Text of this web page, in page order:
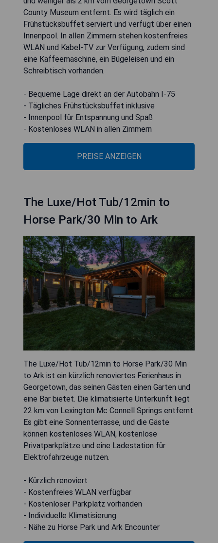
County Museum entfernt. Es wird täglich ein
Frühstücksbuffet serviert und verfügt über einen
Innenpool. In allen Zimmern stehen kostenfreies
WLAN und Kabel-TV zur Verfügung, zudem sind
eine Kaffeemaschine, ein Bügeleisen und ein
Schreibtisch vorhanden.
- Bequeme Lage direkt an der Autobahn I-75
- Tägliches Frühstücksbuffet inklusive
- Innenpool für Entspannung und Spaß
- Kostenloses WLAN in allen Zimmern
PREISE ANZEIGEN
The Luxe/Hot Tub/12min to
Horse Park/30 Min to Ark
The Luxe/Hot Tub/12min to Horse Park/30 Min
to Ark ist ein kürzlich renoviertes Ferienhaus in
Georgetown, das seinen Gästen einen Garten und
eine Bar bietet. Die klimatisierte Unterkunft liegt
22 km von Lexington Mc Connell Springs entfernt.
Es gibt eine Sonnenterrasse, und die Gäste
können kostenloses WLAN, kostenlose
Privatparkplätze und eine Ladestation für
Elektrofahrzeuge nutzen.
- Kürzlich renoviert
- Kostenfreies WLAN verfügbar
- Kostenloser Parkplatz vorhanden
- Individuelle Klimatisierung
- Nähe zu Horse Park und Ark Encounter